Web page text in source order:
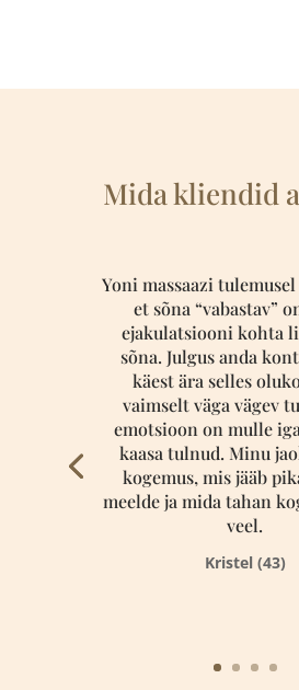
Mida kliendid
Yoni massaazi
et sõna “vabastav”
ejakulatsiooni kohta
sõna. Julgus anda
käest ära selles
vaimselt väga vägev
emotsioon on mulle
kaasa tulnud. Minu
kogemus, mis jääb
meelde ja mida tahan
veel.
Kristel (43)